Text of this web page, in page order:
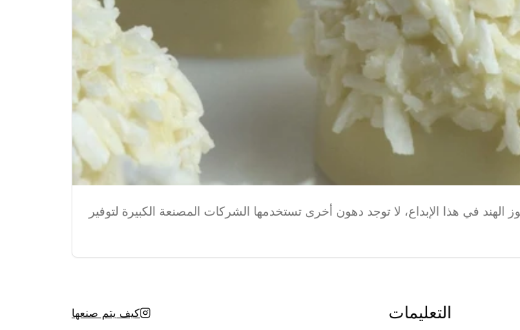
في هذا الإبداع، لا توجد دهون أخرى تستخدمها الشركات المصنعة الكبيرة لتوفير
التعليمات كيف يتم صنعها